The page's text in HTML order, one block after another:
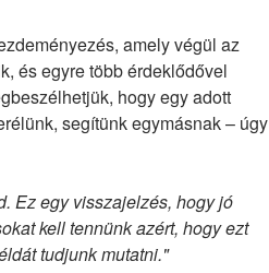
amely végül az
és egyre több érdeklődővel
hogy egy adott
segítünk egymásnak – úgy
Ez egy visszajelzés, hogy jó
kell tennünk azért, hogy ezt
tudjunk mutatni."